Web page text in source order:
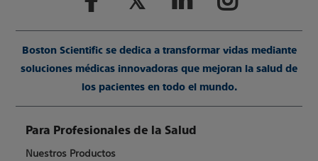
Boston Scientific se dedica a transformar vidas mediante
soluciones médicas innovadoras que mejoran la salud de
los pacientes en todo el mundo.
Para Profesionales de la Salud
Nuestros Productos